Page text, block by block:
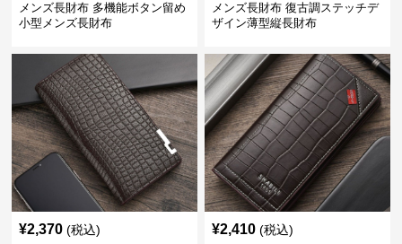
メンズ長財布 多機能ボタン留め
小型メンズ長財布
メンズ長財布 復古調ステッチデ
ザイン薄型縦長財布
¥2,370 (税込) ¥2,410 (税込)